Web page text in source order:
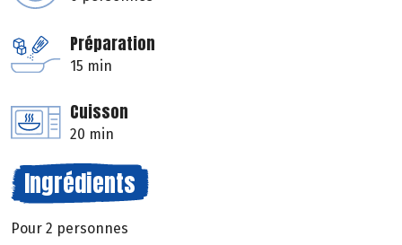
Préparation
15 min
Cuisson
20 min
Ingrédients
Pour 2 personnes